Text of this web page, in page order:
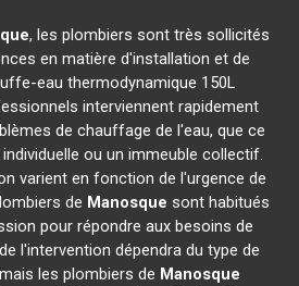
, les plombiers sont très sollicités
en matière d'installation et de
eau thermodynamique 150L
interviennent rapidement
de chauffage de l'eau, que ce
ou un immeuble collectif.
varient en fonction de l'urgence de
de Manosque sont habitués
pour répondre aux besoins de
l'intervention dépendra du type de
les plombiers de Manosque